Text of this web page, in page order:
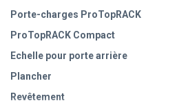
Porte-charges ProTopRACK
ProTopRACK Compact
Echelle pour porte arrière
Plancher
Revêtement